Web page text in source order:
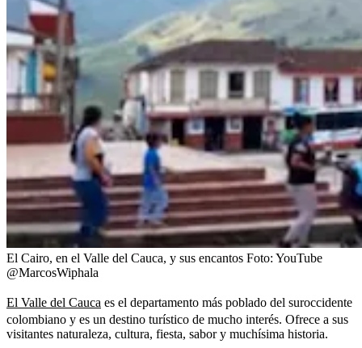
El Cairo, en el Valle del Cauca, y sus encantos Foto: YouTube
@MarcosWiphala
El Valle del Cauca es el departamento más poblado del suroccidente
colombiano y es un destino turístico de mucho interés. Ofrece a sus
visitantes naturaleza, cultura, fiesta, sabor y muchísima historia.